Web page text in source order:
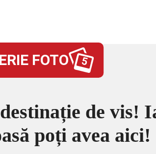
poți avea aici!FOTO 5
de vis!
poți avea aici!